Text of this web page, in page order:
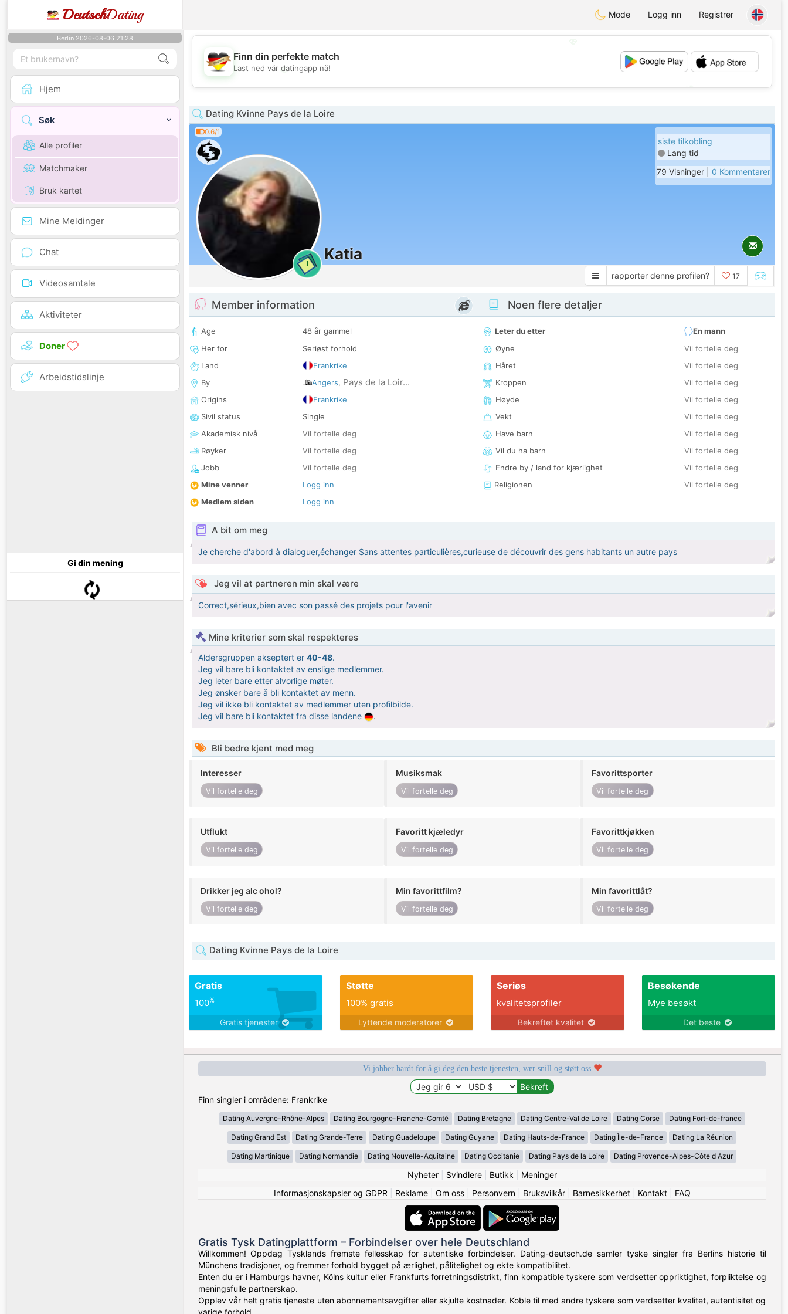
DeutschDating Mode Logg inn Registrer
Berlin 2026-08-06 21:28
Hjem
Søk
Alle profiler
Matchmaker
Bruk kartet
Mine Meldinger
Chat
Videosamtale
Aktiviteter
Doner
Arbeidstidslinje
Gi din mening
💖
Finn din perfekte match
Last ned vår datingapp nå!
Dating Kvinne Pays de la Loire
0.6/1
1
Katia
siste tilkobling
Lang tid
79 Visninger | 0 Kommentarer
rapporter denne profilen? 17
Member information
Age
48 år gammel
Her for
Seriøst forhold
Land
Frankrike
By
Angers, Pays de la Loir...
Origins
Frankrike
Sivil status
Single
Akademisk nivå
Vil fortelle deg
Røyker
Vil fortelle deg
Jobb
Vil fortelle deg
Mine venner
Logg inn
Medlem siden
Logg inn
Noen flere detaljer
Leter du etter
En mann
Øyne
Vil fortelle deg
Håret
Vil fortelle deg
Kroppen
Vil fortelle deg
Høyde
Vil fortelle deg
Vekt
Vil fortelle deg
Have barn
Vil fortelle deg
Vil du ha barn
Vil fortelle deg
Endre by / land for kjærlighet
Vil fortelle deg
Religionen
Vil fortelle deg
A bit om meg
Je cherche d'abord à dialoguer,échanger Sans attentes particulières,curieuse de découvrir des gens habitants un autre pays
Jeg vil at partneren min skal være
Correct,sérieux,bien avec son passé des projets pour l'avenir
Mine kriterier som skal respekteres
Aldersgruppen akseptert er 40-48.
Jeg vil bare bli kontaktet av enslige medlemmer.
Jeg leter bare etter alvorlige møter.
Jeg ønsker bare å bli kontaktet av menn.
Jeg vil ikke bli kontaktet av medlemmer uten profilbilde.
Jeg vil bare bli kontaktet fra disse landene
.
Bli bedre kjent med meg
Interesser
Vil fortelle deg
Musiksmak
Vil fortelle deg
Favorittsporter
Vil fortelle deg
Utflukt
Vil fortelle deg
Favoritt kjæledyr
Vil fortelle deg
Favorittkjøkken
Vil fortelle deg
Drikker jeg alc ohol?
Vil fortelle deg
Min favorittfilm?
Vil fortelle deg
Min favorittlåt?
Vil fortelle deg
Dating Kvinne Pays de la Loire
Gratis
100%
Gratis tjenester
Støtte
100% gratis
Lyttende moderatorer
Seriøs
kvalitetsprofiler
Bekreftet kvalitet
Besøkende
Mye besøkt
Det beste
Vi jobber hardt for å gi deg den beste tjenesten, vær snill og støtt oss
Finn singler i områdene: Frankrike
Dating Auvergne-Rhône-Alpes Dating Bourgogne-Franche-Comté Dating Bretagne Dating Centre-Val de Loire Dating Corse Dating Fort-de-france
Dating Grand Est Dating Grande-Terre Dating Guadeloupe Dating Guyane Dating Hauts-de-France Dating Île-de-France Dating La Réunion
Dating Martinique Dating Normandie Dating Nouvelle-Aquitaine Dating Occitanie Dating Pays de la Loire Dating Provence-Alpes-Côte d Azur
Nyheter| Svindlere| Butikk
Meninger
Informasjonskapsler og GDPR
Reklame| Om oss| Personvern| Bruksvilkår| Barnesikkerhet| Kontakt| FAQ
Gratis Tysk Datingplattform – Forbindelser over hele Deutschland
Willkommen! Oppdag Tysklands fremste fellesskap for autentiske forbindelser. Dating-deutsch.de samler tyske singler fra Berlins historie til
Münchens tradisjoner, og fremmer forhold bygget på ærlighet, pålitelighet og ekte kompatibilitet.
Enten du er i Hamburgs havner, Kölns kultur eller Frankfurts forretningsdistrikt, finn kompatible tyskere som verdsetter oppriktighet, forpliktelse og
meningsfulle partnerskap.
Opplev vår helt gratis tjeneste uten abonnementsavgifter eller skjulte kostnader. Koble til med andre tyskere som verdsetter kvalitet, autentisitet og
varige forhold.